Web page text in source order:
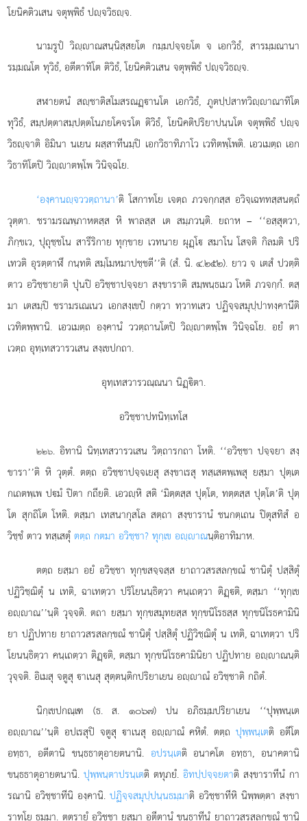
โยนิคติวเสน จตุพฺพิธํ ปฺจวิธฺจ.
นามรูปํ วิฺาณสนฺนิสฺสยโต กมฺมปจฺจยโต จ เอกวิธํ, สารมฺมณานา
รมฺมณโต ทุวิธํ, อตีตาทิโต ติวิธํ, โยนิคติวเสน จตุพฺพิธํ ปฺจวิธฺจ.
สฬายตนํ สฺชาติสโมสรณฏฺานโต เอกวิธํ, ภูตปฺปสาทวิฺาณาทิโต
ทุวิธํ, สมฺปตฺตาสมฺปตฺตโนภยโคจรโต ติวิธํ, โยนิคติปริยาปนฺนโต จตุพฺพิธํ ปฺจ
วิธฺจาติ อิมินา นเยน ผสฺสาทีนมฺปิ เอกวิธาทิภาโว เวทิตพฺโพติ. เอวเมตฺถ เอก
วิธาทิโตปิ วิฺาตพฺโพ วินิจฺฉโย.
‘องฺคานฺจววตฺถานา’ติ โสกาทโย เจตฺถ ภวจกฺกสฺส อวิจฺเฉททสฺสนตฺถํ
วุตฺตา. ชรามรณพฺภาหตสฺส หิ พาลสฺส เต สมฺภวนฺติ. ยถาห – ‘‘อสฺสุตวา,
ภิกฺขเว, ปุถุชฺชโน สารีริกาย ทุกฺขาย เวทนาย ผุฏฺโ สมาโน โสจติ กิลมติ ปริ
เทวติ อุรตฺตาฬึ กนฺทติ สมฺโมหมาปชฺชตี’’ติ (สํ. นิ. ๔.๒๕๒). ยาว จ เตสํ ปวตฺติ
ตาว อวิชฺชายาติ ปุนปิ อวิชฺชาปจฺจยา สงฺขาราติ สมฺพนฺธเมว โหติ ภวจกฺกํ. ตสฺ
มา เตสมฺปิ ชรามรเณเนว เอกสงฺเขปํ กตฺวา ทฺวาทเสว ปฏิจฺจสมุปฺปาทงฺคานีติ
เวทิตพฺพานิ. เอวเมตฺถ องฺคานํ ววตฺถานโตปิ วิฺาตพฺโพ วินิจฺฉโย. อยํ ตา
เวตฺถ อุทฺเทสวารวเสน สงฺเขปกถา.
อุทฺเทสวารวณฺณนา นิฏฺิตา.
อวิชฺชาปทนิทฺเทโส
๒๒๖. อิทานิ นิทฺเทสวารวเสน วิตฺถารกถา โหติ. ‘‘อวิชฺชา ปจฺจยา สงฺ
ขารา’’ติ หิ วุตฺตํ. ตตฺถ อวิชฺชาปจฺจเยสุ สงฺขาเรสุ ทสฺเสตพฺเพสุ ยสฺมา ปุตฺเต
กเถตพฺเพ ปมํ ปิตา กถียติ. เอวฺหิ สติ ‘มิตฺตสฺสปุตฺโต, ทตฺตสฺส ปุตฺโต’ติ ปุตฺ
โต สุกถิโต โหติ. ตสฺมา เทสนากุสโล สตฺถา สงฺขารานํ ชนกตฺเถน ปิตุสทิสํ อ
วิชฺชํ ตาว ทสฺเสตุํตตฺถ กตมา อวิชฺชา? ทุกฺเข อฺาณนฺติอาทิมาห.
ตตฺถ ยสฺมา อยํ อวิชฺชา ทุกฺขสจฺจสฺส ยาถาวสรสลกฺขณํ ชานิตุํ ปสฺสิตุํ
ปฏิวิชฺฌิตุํ น เทติ, ฉาเทตฺวา ปริโยนนฺธิตฺวา คนฺเถตฺวา ติฏฺติ, ตสฺมา ‘‘ทุกฺเข
อฺาณ’’นฺติ วุจฺจติ. ตถา ยสฺมา ทุกฺขสมุทยสฺส ทุกฺขนิโรธสฺส ทุกฺขนิโรธคามินิ
ยา ปฏิปทาย ยาถาวสรสลกฺขณํ ชานิตุํ ปสฺสิตุํ ปฏิวิชฺฌิตุํ น เทติ, ฉาเทตฺวา ปริ
โยนนฺธิตฺวา คนฺเถตฺวา ติฏฺติ, ตสฺมา ทุกฺขนิโรธคามินิยา ปฏิปทาย อฺาณนฺติ
วุจฺจติ. อิเมสุ จตูสุ าเนสุ สุตฺตนฺติกปริยาเยน อฺาณํ อวิชฺชาติ กถิตํ.
นิกฺเขปกณฺเฑ (ธ. ส. ๑๐๖๗) ปน อภิธมฺมปริยาเยน ‘‘ปุพฺพนฺเต
อฺาณ’’นฺติ อปเรสุปิ จตูสุ าเนสุ อฺาณํ คหิตํ. ตตฺถ ปุพฺพนฺเตติ อตีโต
อทฺธา, อตีตานิ ขนฺธธาตุอายตนานิ. อปรนฺเตติ อนาคโต อทฺธา, อนาคตานิ
ขนฺธธาตุอายตนานิ.ปุพฺพนฺตาปรนฺเตติ ตทุภยํ. อิทปฺปจฺจยตาติ สงฺขาราทีนํ กา
รณานิ อวิชฺชาทีนิ องฺคานิ. ปฏิจฺจสมุปฺปนฺนธมฺมาติ อวิชฺชาทีหิ นิพฺพตฺตา สงฺขา
ราทโย ธมฺมา. ตตฺรายํ อวิชฺชา ยสฺมา อตีตานํ ขนฺธาทีนํ ยาถาวสรสลกฺขณํ ชานิ